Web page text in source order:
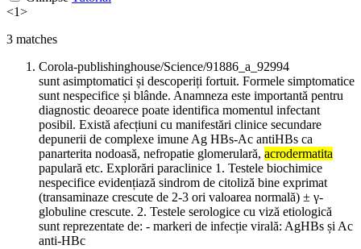
<1>
3 matches
Corola-publishinghouse/Science/91886_a_92994
sunt asimptomatici și descoperiți fortuit. Formele simptomatice
sunt nespecifice și blânde. Anamneza este importantă pentru
diagnostic deoarece poate identifica momentul infectant
posibil. Există afecțiuni cu manifestări clinice secundare
depunerii de complexe imune Ag HBs-Ac antiHBs ca
panarterita nodoasă, nefropatie glomerulară, acrodermatita
papulară etc. Explorări paraclinice 1. Testele biochimice
nespecifice evidențiază sindrom de citoliză bine exprimat
(transaminaze crescute de 2-3 ori valoarea normală) ± γ-
globuline crescute. 2. Testele serologice cu viză etiologică
sunt reprezentate de: - markeri de infecție virală: AgHBs și Ac
anti-HBc